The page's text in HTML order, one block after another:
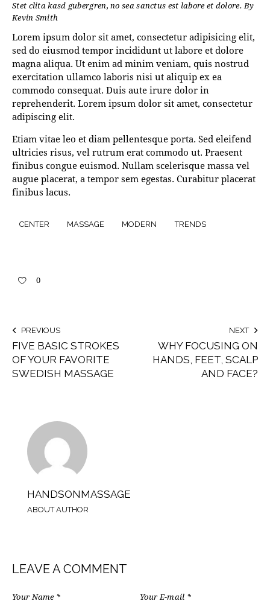
Stet clita kasd gubergren, no sea sanctus est labore et dolore. By
Kevin Smith
Lorem ipsum dolor sit amet, consectetur adipisicing elit,
sed do eiusmod tempor incididunt ut labore et dolore
magna aliqua. Ut enim ad minim veniam, quis nostrud
exercitation ullamco laboris nisi ut aliquip ex ea
commodo consequat. Duis aute irure dolor in
reprehenderit. Lorem ipsum dolor sit amet, consectetur
adipiscing elit.
Etiam vitae leo et diam pellentesque porta. Sed eleifend
ultricies risus, vel rutrum erat commodo ut. Praesent
finibus congue euismod. Nullam scelerisque massa vel
augue placerat, a tempor sem egestas. Curabitur placerat
finibus lacus.
CENTER MASSAGE MODERN TRENDS
0
PREVIOUS
FIVE BASIC STROKES
OF YOUR FAVORITE
SWEDISH MASSAGE
NEXT
WHY FOCUSING ON
HANDS, FEET, SCALP
AND FACE?
HANDSONMASSAGE
ABOUT AUTHOR
LEAVE A COMMENT